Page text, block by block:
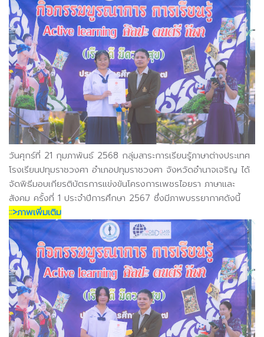
วันศุกร์ที่ 21 กุมภาพันธ์ 2568 กลุ่มสาระการเรียนรู้ภาษาต่างประเทศ
โรงเรียนปทุมราชวงศา อำเภอปทุมราชวงศา จังหวัดอำนาจเจริญ ได้
จัดพิธีมอบเกียรติบัตรการแข่งขันโครงการเพชรไอยรา ภาษาและ
สังคม ครั้งที่ 1 ประจำปีการศึกษา 2567 ซึ่งมีภาพบรรยากาศดังนี้
::>ภาพเพิ่มเติม